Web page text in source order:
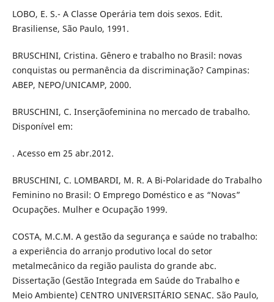
LOBO, E. S.- A Classe Operária tem dois sexos. Edit.
Brasiliense, São Paulo, 1991.
BRUSCHINI, Cristina. Gênero e trabalho no Brasil: novas
conquistas ou permanência da discriminação? Campinas:
ABEP, NEPO/UNICAMP, 2000.
BRUSCHINI, C. Inserçãofeminina no mercado de trabalho.
Disponível em:
. Acesso em 25 abr.2012.
BRUSCHINI, C. LOMBARDI, M. R. A Bi-Polaridade do Trabalho
Feminino no Brasil: O Emprego Doméstico e as “Novas”
Ocupações. Mulher e Ocupação 1999.
COSTA, M.C.M. A gestão da segurança e saúde no trabalho:
a experiência do arranjo produtivo local do setor
metalmecânico da região paulista do grande abc.
Dissertação (Gestão Integrada em Saúde do Trabalho e
Meio Ambiente) CENTRO UNIVERSITÁRIO SENAC. São Paulo,